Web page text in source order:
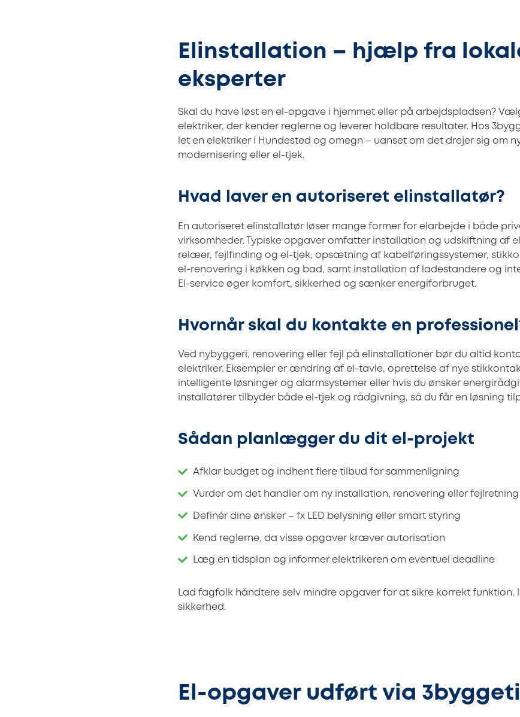
Elinstallation – hjælp fra
eksperter
Skal du have løst en el-opgave i hjemmet eller på arbejdspladsen?
elektriker, der kender reglerne og leverer holdbare resultater. Hos
let en elektriker i Hundested og omegn – uanset om det drejer sig om
modernisering eller el-tjek.
Hvad laver en autoriseret elinstallatør?
En autoriseret elinstallatør løser mange former for elarbejde i både
virksomheder. Typiske opgaver omfatter installation og udskiftning af
relæer, fejlfinding og el-tjek, opsætning af kabelføringssystemer,
el-renovering i køkken og bad, samt installation af ladestandere og
El-service øger komfort, sikkerhed og sænker energiforbruget.
Hvornår skal du kontakte en
Ved nybyggeri, renovering eller fejl på elinstallationer bør du altid
elektriker. Eksempler er ændring af el-tavle, oprettelse af nye
intelligente løsninger og alarmsystemer eller hvis du ønsker
installatører tilbyder både el-tjek og rådgivning, så du får en løsning
Sådan planlægger du dit el-projekt
Afklar budget og indhent flere tilbud for sammenligning
Vurder om det handler om ny installation, renovering eller fejlretning
Definér dine ønsker – fx LED belysning eller smart styring
Kend reglerne, da visse opgaver kræver autorisation
Læg en tidsplan og informer elektrikeren om eventuel deadline
Lad fagfolk håndtere selv mindre opgaver for at sikre korrekt funktion,
sikkerhed.
El-opgaver udført via